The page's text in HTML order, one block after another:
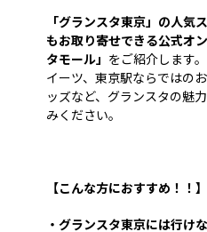
「グランスタ東京」の人気
もお取り寄せできる公式オ
タモール」 をご紹介します
イーツ、東京駅ならではの
ッズなど、グランスタの魅
みください。
【こんな方におすすめ！！】
・グランスタ東京には行け